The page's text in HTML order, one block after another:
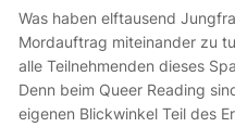
Was haben elftausend
Mordauftrag miteinander zu
alle Teilnehmenden dieses
Denn beim Queer Reading
eigenen Blickwinkel Teil des